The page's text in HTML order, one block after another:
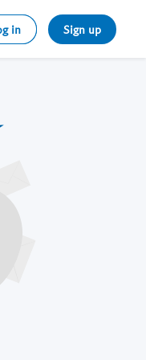
in Sign up